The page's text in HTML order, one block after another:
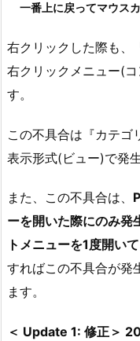
一番上に戻ってマウス
右クリックした際も
右クリックメニュー(
す。
この不具合は『カテゴ
表示形式(ビュー)で発生
また、この不具合は、
ーを開いた際にのみ発
トメニューを1度開い
すればこの不具合が発
ます。
＜ Update 1: 修正＞